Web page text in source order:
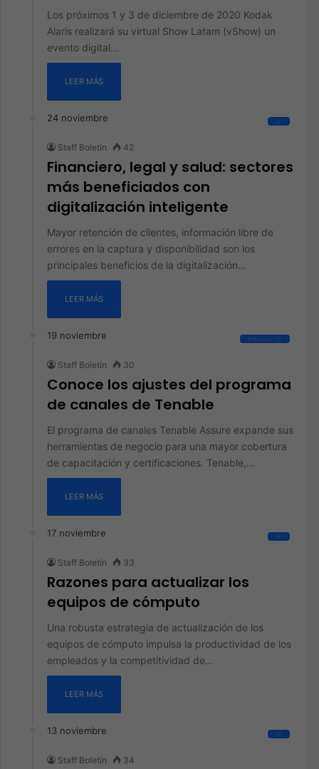
Los próximos 1 y 3 de diciembre de 2020 Kodak
Alaris realizará su virtual Show Latam (vShow) un
evento digital…
LEER MÁS
24 noviembre All
Staff Boletín 42
Financiero, legal y salud: sectores
más beneficiados con
digitalización inteligente
Mayor retención de clientes, información libre de
errores en la captura y disponibilidad son los
principales beneficios de la digitalización…
LEER MÁS
19 noviembre Industria TIC
Staff Boletín 30
Conoce los ajustes del programa
de canales de Tenable
El programa de canales Tenable Assure expande sus
herramientas de negocio para una mayor cobertura
de capacitación y certificaciones. Tenable,…
LEER MÁS
17 noviembre All
Staff Boletín 33
Razones para actualizar los
equipos de cómputo
Una robusta estrategia de actualización de los
equipos de cómputo impulsa la productividad de los
empleados y la competitividad de…
LEER MÁS
13 noviembre All
Staff Boletín 34